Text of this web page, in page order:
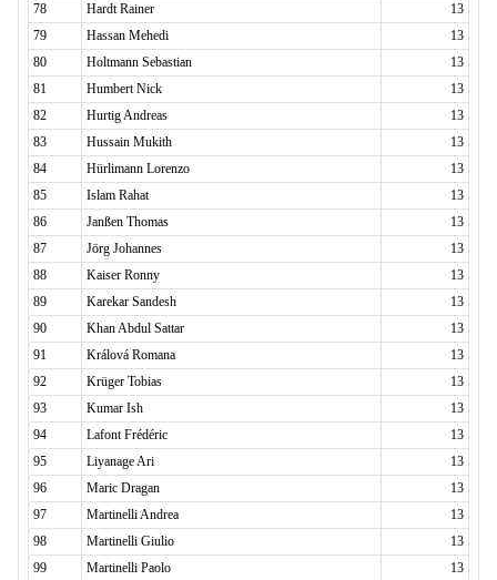
78
Hardt Rainer
13
79
Hassan Mehedi
13
80
Holtmann Sebastian
13
81
Humbert Nick
13
82
Hurtig Andreas
13
83
Hussain Mukith
13
84
Hürlimann Lorenzo
13
85
Islam Rahat
13
86
Janßen Thomas
13
87
Jörg Johannes
13
88
Kaiser Ronny
13
89
Karekar Sandesh
13
90
Khan Abdul Sattar
13
91
Králová Romana
13
92
Krüger Tobias
13
93
Kumar Ish
13
94
Lafont Frédéric
13
95
Liyanage Ari
13
96
Maric Dragan
13
97
Martinelli Andrea
13
98
Martinelli Giulio
13
99
Martinelli Paolo
13